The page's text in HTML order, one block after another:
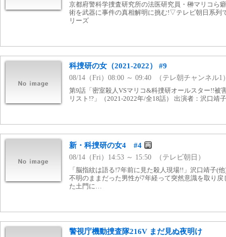
京都府警科学捜査研究所の法医研究員・榊マリコら
術を武器に事件の真相解明に挑む!▽テレビ朝日系列
リーズ
科捜研の女（2021-2022） #9
08/14（Fri）08:00 ～ 09:40 （テレ朝チャンネル1
第9話「密室殺人VSマリコ&科捜研オールスター!!被
リスト!?」（2021-2022年/全18話） 出演者：沢口
新・科捜研の女4 #4
08/14（Fri）14:53 ～ 15:50 （テレビ朝日）
「脳指紋は語る!7年前に見た殺人現場!!」沢口靖子(
不明のままだった男性が7年経って突然意識を取り
た土門に…
警視庁機動捜査隊216V まだ見ぬ夜明け